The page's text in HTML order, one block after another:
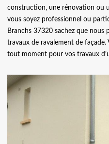
construction, une rénovation ou
vous soyez professionnel ou
Branchs 37320 sachez que
travaux de ravalement de
tout moment pour vos travaux